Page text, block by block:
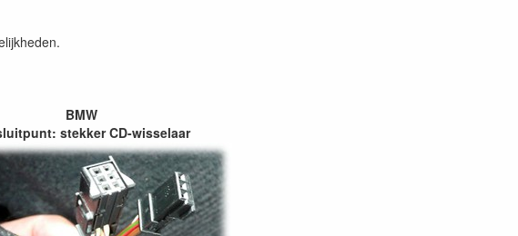
BMW
stekker CD-wisselaar